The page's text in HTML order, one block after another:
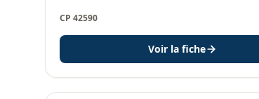
CP 42590
Voir la fiche